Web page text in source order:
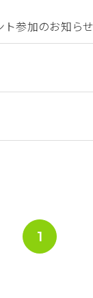
参加のお知らせ
1